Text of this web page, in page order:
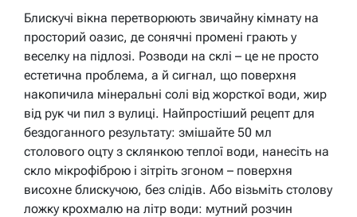
Блискучі вікна перетворюють звичайну кімнату на
просторий оазис, де сонячні промені грають у
веселку на підлозі. Розводи на склі – це не просто
естетична проблема, а й сигнал, що поверхня
накопичила мінеральні солі від жорсткої води, жир
від рук чи пил з вулиці. Найпростіший рецепт для
бездоганного результату: змішайте 50 мл
столового оцту з склянкою теплої води, нанесіть на
скло мікрофіброю і зітріть згоном – поверхня
висохне блискучою, без слідів. Або візьміть столову
ложку крохмалю на літр води: мутний розчин